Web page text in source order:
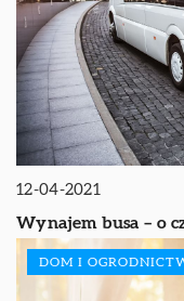
12-04-2021
Wynajem busa – o
DOM I